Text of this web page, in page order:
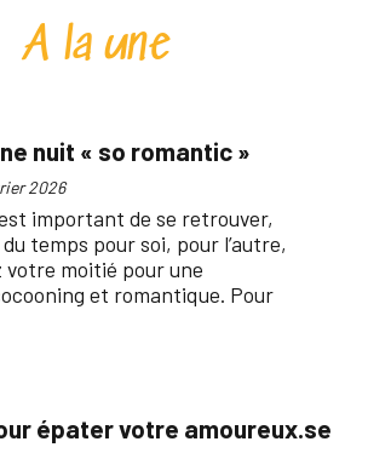
A la une
nuit « so romantic »
2026
important de se retrouver,
temps pour soi, pour l’autre,
votre moitié pour une
et romantique. Pour
épater votre amoureux.se